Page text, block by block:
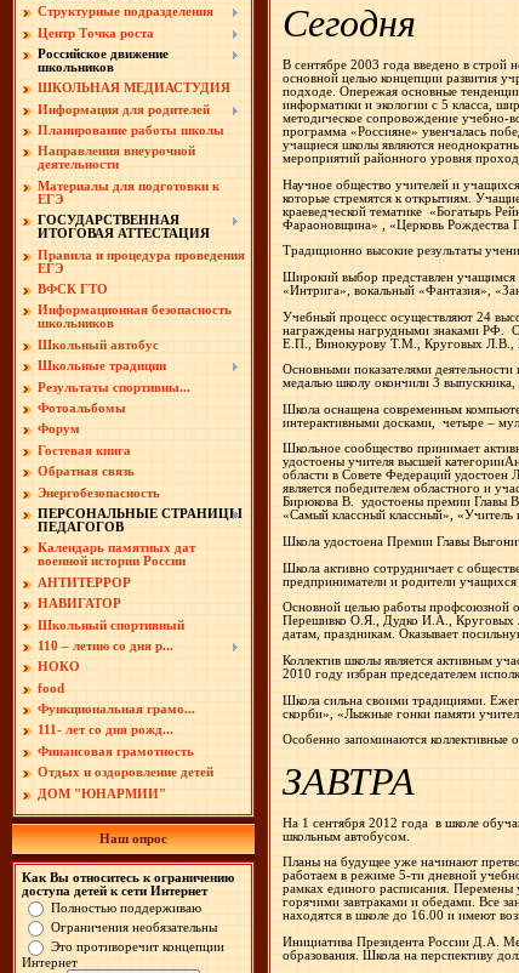
Структурные подразделения
Центр Точка роста
Российское движение
школьников
ШКОЛЬНАЯ МЕДИАСТУДИЯ
Информация для родителей
Планирование работы школы
Направления внеурочной
деятельности
Материалы для подготовки к
ЕГЭ
ГОСУДАРСТВЕННАЯ
ИТОГОВАЯ АТТЕСТАЦИЯ
Правила и процедура проведения
ЕГЭ
ВФСК ГТО
Информационная безопасность
школьников
Школьный автобус
Школьные традиции
Результаты спортивны...
Фотоальбомы
Форум
Гостевая книга
Обратная связь
Энергобезопасность
ПЕРСОНАЛЬНЫЕ СТРАНИЦЫ
ПЕДАГОГОВ
Календарь памятных дат
военной истории России
АНТИТЕРРОР
НАВИГАТОР
Школьный спортивный
110 – летию со дня р...
НОКО
food
Функциональная грамо...
111- лет со дня рожд...
Финансовая грамотность
Отдых и оздоровление детей
ДОМ "ЮНАРМИИ"
Наш опрос
Как Вы относитесь к ограничению
доступа детей к сети Интернет
Полностью поддерживаю
Ограничения необязательны
Это противоречит концепции
Интернет
Сегодня
В сентябре 2003 года введено в строй
основной целью концепции развития
подходе. Опережая основные
информатики и экологии с 5 класса,
методическое сопровождение учебно-
программа «Россияне» увенчалась
учащиеся школы являются
мероприятий районного уровня
Научное общество учителей и
которые стремятся к открытиям.
краеведческой тематике «Богатырь
Фараоновщина» , «Церковь Рождества
Традиционно высокие результаты
Широкий выбор представлен учащимся
«Интрига», вокальный «Фантазия»,
Учебный процесс осуществляют 24
награждены нагрудными знаками РФ.
Е.П., Винокурову Т.М., Круговых Л.В.,
Основными показателями
медалью школу окончили 3
Школа оснащена современным
интерактивными досками,
четыре –
Школьное сообщество принимает
удостоены учителя высшей
области в Совете Федераций
является победителем областного и
Бирюкова В.
удостоены премии Главы
«Самый классный классный», «Учитель
Школа удостоена Премии Главы
Школа активно сотрудничает с
предприниматели и родители учащихся
Основной целью работы профсоюзной
Перешивко О.Я., Дудко И.А., Круговых
датам, праздникам. Оказывает
Коллектив школы является активным
2010 году избран председателем
Школа сильна своими традициями.
скорби», «Лыжные гонки памяти
Особенно запоминаются
ЗАВТРА
На 1 сентября 2012 года в школе
школьным автобусом.
Планы на будущее уже начинают
работаем в режиме 5-ти дневной
рамках единого расписания. Перемены
горячими завтраками и обедами. Все
находятся в школе до 16.00 и имеют
Инициатива Президента России Д.А.
образования. Школа на перспективу